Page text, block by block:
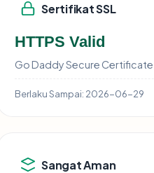
Sertifikat SSL
HTTPS Valid
Go Daddy Secure
Berlaku Sampai: 2026-06-29
Sangat Aman